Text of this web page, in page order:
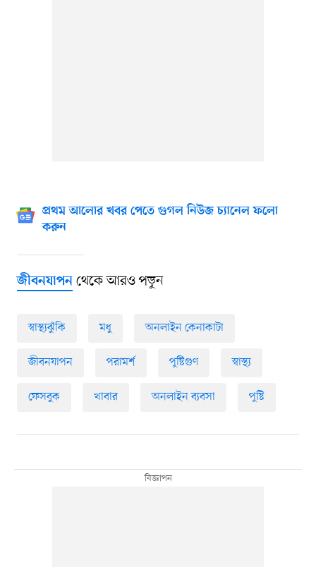
প্রথম আলোর খবর পেতে গুগল নিউজ চ্যানেল ফলো
করুন
জীবনযাপনথেকে আরও পড়ুন
স্বাস্থ্যঝুঁকি মধু অনলাইন কেনাকাটা
জীবনযাপন পরামর্শ পুষ্টিগুণ স্বাস্থ্য
ফেসবুক খাবার অনলাইন ব্যবসা পুষ্টি